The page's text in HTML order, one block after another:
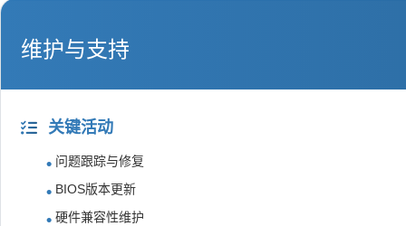
维护与支持
关键活动
问题跟踪与修复
BIOS版本更新
硬件兼容性维护